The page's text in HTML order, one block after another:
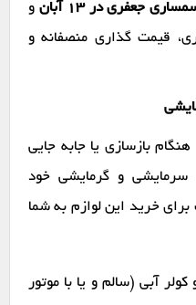
جعفری در ۱۳ آبان
و
قیمت گذاری منصفانه و
بازسازی یا جابه جایی
سرمایشی و گرمایشی خود
برای خرید این لوازم به شما
آبی (سالم و یا با موتور